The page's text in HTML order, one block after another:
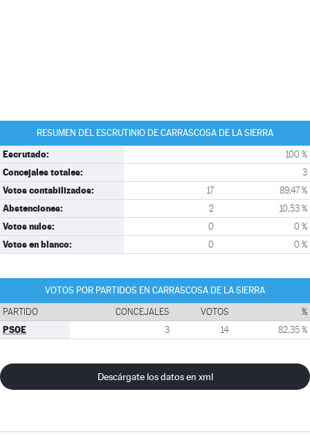
RESUMEN DEL ESCRUTINIO DE CARRASCOSA DE LA SIERRA
Escrutado: 100 %
Concejales totales: 3
Votos contabilizados: 17 89,47 %
Abstenciones: 2 10,53 %
Votos nulos: 0 0 %
Votos en blanco: 0 0 %
VOTOS POR PARTIDOS EN CARRASCOSA DE LA SIERRA
PARTIDO CONCEJALES VOTOS %
PSOE 3 14 82,35 %
Descárgate los datos en xml